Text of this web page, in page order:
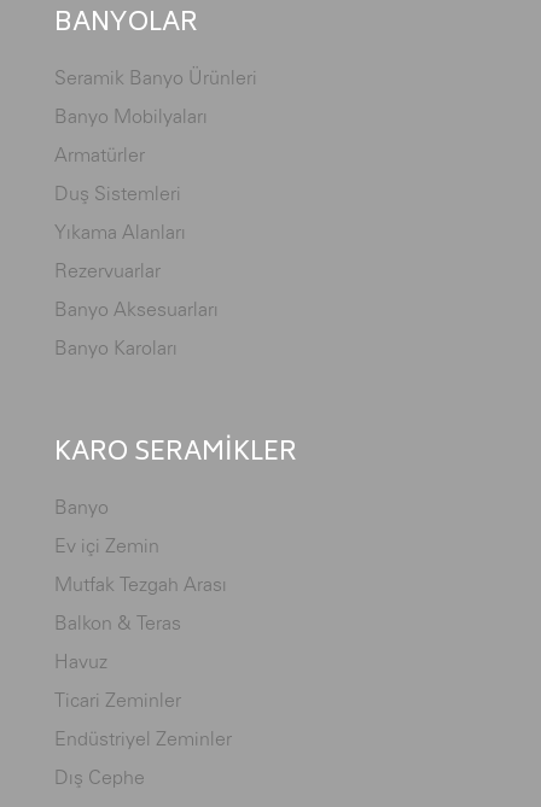
BANYOLAR
Seramik Banyo Ürünleri
Banyo Mobilyaları
Armatürler
Duş Sistemleri
Yıkama Alanları
Rezervuarlar
Banyo Aksesuarları
Banyo Karoları
KARO SERAMİKLER
Banyo
Ev içi Zemin
Mutfak Tezgah Arası
Balkon & Teras
Havuz
Ticari Zeminler
Endüstriyel Zeminler
Dış Cephe